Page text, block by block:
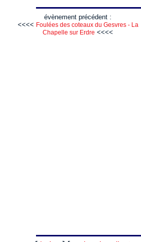
évènement précédent :
<<<< Foulées des coteaux du Gesvres - La
Chapelle sur Erdre <<<<